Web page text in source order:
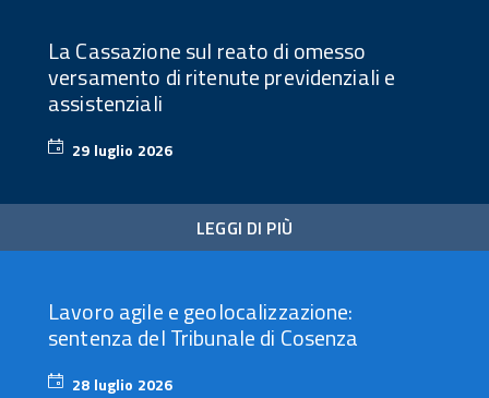
La Cassazione sul reato di omesso
versamento di ritenute previdenziali e
assistenziali
29 luglio 2026
LEGGI DI PIÙ
Lavoro agile e geolocalizzazione:
sentenza del Tribunale di Cosenza
28 luglio 2026